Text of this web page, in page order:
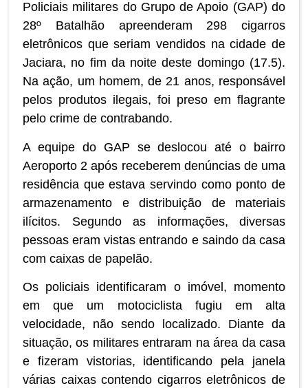
Policiais militares do Grupo de Apoio (GAP) do
28º Batalhão apreenderam 298 cigarros
eletrônicos que seriam vendidos na cidade de
Jaciara, no fim da noite deste domingo (17.5).
Na ação, um homem, de 21 anos, responsável
pelos produtos ilegais, foi preso em flagrante
pelo crime de contrabando.
A equipe do GAP se deslocou até o bairro
Aeroporto 2 após receberem denúncias de uma
residência que estava servindo como ponto de
armazenamento e distribuição de materiais
ilícitos. Segundo as informações, diversas
pessoas eram vistas entrando e saindo da casa
com caixas de papelão.
Os policiais identificaram o imóvel, momento
em que um motociclista fugiu em alta
velocidade, não sendo localizado. Diante da
situação, os militares entraram na área da casa
e fizeram vistorias, identificando pela janela
várias caixas contendo cigarros eletrônicos de